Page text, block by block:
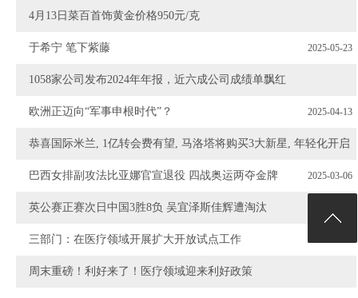
4月13日菜百首饰黄金价格950元/克
2025-05-23
于希宁 笔下紫藤
1058家公司发布2024年年报，近六成公司成绩单飘红
2025-04-13
欧洲正迈向“军事申根时代”？
2025-03-09
恭喜国际米兰, 1亿转会费有望, 马洛塔将购买3大新星, 年轻化开启
2025-03-06
巴西女排副攻法比亚娜官宣退役 四战奥运两夺金牌
英公赛正赛次日中国3胜8负 吴宜泽斯佳辉遭淘汰
2024-10-14
三部门：在医疗领域开展扩大开放试点工作
周末重磅！利好来了！医疗领域迎来利好政策